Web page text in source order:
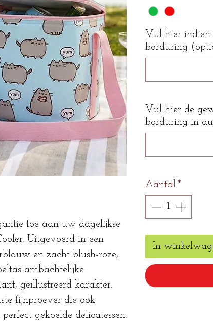
toe aan uw dagelijkse
Uitgevoerd in een
en zacht blush-roze,
ambachtelijke
geïllustreerd karakter.
fijnproever die ook
gekoelde delicatessen.
Vul hier indien
borduring
Vul hier de
borduring in
Aantal *
In